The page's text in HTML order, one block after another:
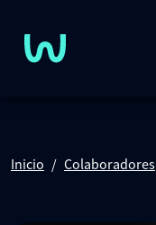
Inicio Colaboradores